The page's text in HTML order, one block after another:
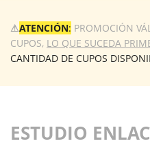
⚠ATENCIÓN: PROMOCIÓN
CUPOS, LO QUE SUCEDA
CANTIDAD DE CUPOS
ESTUDIO